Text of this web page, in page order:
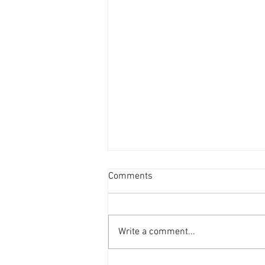
新蒲崗善美工廈低層叫2800萬
美工業大廈逾4,000平方呎單位，
每呎叫價不足7,000元。 利嘉閣
Comments
Write a comment...